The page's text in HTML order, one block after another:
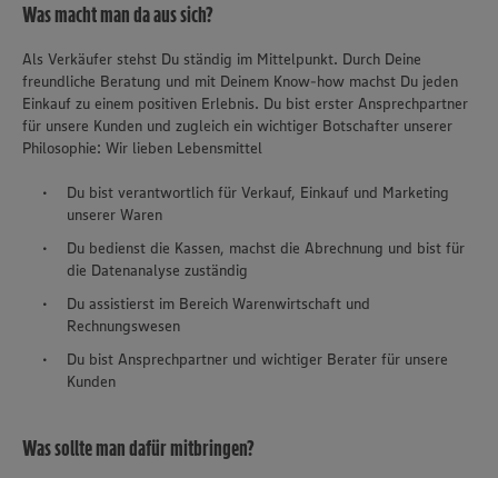
Was macht man da aus sich?
Als Verkäufer stehst Du ständig im Mittelpunkt. Durch Deine
freundliche Beratung und mit Deinem Know-how machst Du jeden
Einkauf zu einem positiven Erlebnis. Du bist erster Ansprechpartner
für unsere Kunden und zugleich ein wichtiger Botschafter unserer
Philosophie: Wir lieben Lebensmittel
Du bist verantwortlich für Verkauf, Einkauf und Marketing
unserer Waren
Du bedienst die Kassen, machst die Abrechnung und bist für
die Datenanalyse zuständig
Du assistierst im Bereich Warenwirtschaft und
Rechnungswesen
Du bist Ansprechpartner und wichtiger Berater für unsere
Kunden
Was sollte man dafür mitbringen?